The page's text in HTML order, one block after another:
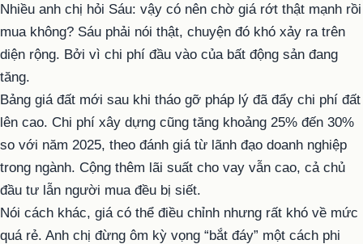
Nhiều anh chị hỏi Sáu: vậy có nên chờ giá rớt thật mạnh rồi
mua không? Sáu phải nói thật, chuyện đó khó xảy ra trên
diện rộng. Bởi vì chi phí đầu vào của bất động sản đang
tăng.
Bảng giá đất mới sau khi tháo gỡ pháp lý đã đẩy chi phí đất
lên cao. Chi phí xây dựng cũng tăng khoảng 25% đến 30%
so với năm 2025, theo đánh giá từ lãnh đạo doanh nghiệp
trong ngành. Cộng thêm lãi suất cho vay vẫn cao, cả chủ
đầu tư lẫn người mua đều bị siết.
Nói cách khác, giá có thể điều chỉnh nhưng rất khó về mức
quá rẻ. Anh chị đừng ôm kỳ vọng “bắt đáy” một cách phi